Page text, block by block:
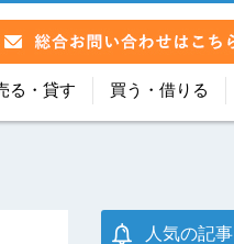
る・貸す 買う・借りる
人気の記